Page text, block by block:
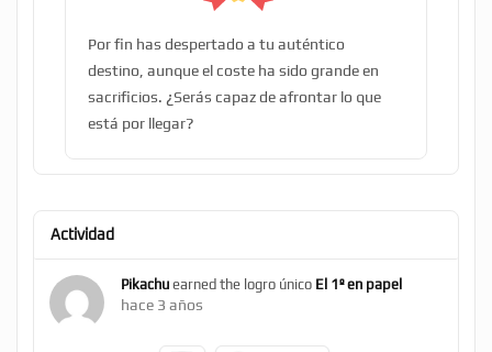
Por fin has despertado a tu auténtico
destino, aunque el coste ha sido grande en
sacrificios. ¿Serás capaz de afrontar lo que
está por llegar?
Actividad
Pikachu earned the logro único El 1º en papel
hace 3 años